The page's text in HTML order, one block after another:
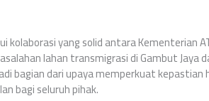
kolaborasi yang solid antara Kementerian
lahan transmigrasi di Gambut Jaya
bagian dari upaya memperkuat
bagi seluruh pihak.